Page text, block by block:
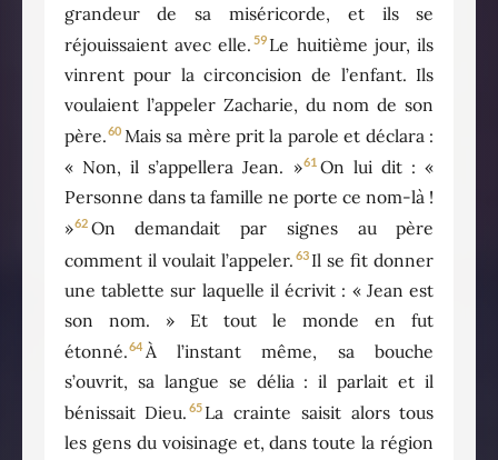
grandeur de sa miséricorde, et ils se
réjouissaient avec elle. 59 Le huitième jour, ils
vinrent pour la circoncision de l’enfant. Ils
voulaient l’appeler Zacharie, du nom de son
père.60 Mais sa mère prit la parole et déclara :
« Non, il s’appellera Jean. »61 On lui dit : «
Personne dans ta famille ne porte ce nom-là !
»62 On demandait par signes au père
comment il voulait l’appeler. 63 Il se fit donner
une tablette sur laquelle il écrivit : « Jean est
son nom. » Et tout le monde en fut
étonné.64 À l’instant même, sa bouche
s’ouvrit, sa langue se délia : il parlait et il
bénissait Dieu. 65 La crainte saisit alors tous
les gens du voisinage et, dans toute la région